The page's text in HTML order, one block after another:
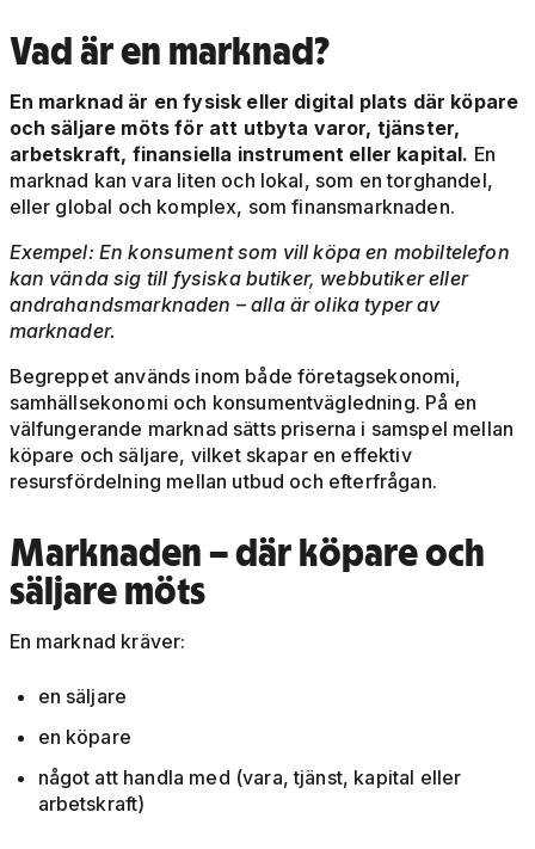
Vad är en marknad?
En marknad är en fysisk eller digital plats där köpare
och säljare möts för att utbyta varor, tjänster,
arbetskraft, finansiella instrument eller kapital. En
marknad kan vara liten och lokal, som en torghandel,
eller global och komplex, som finansmarknaden.
Exempel: En konsument som vill köpa en mobiltelefon
kan vända sig till fysiska butiker, webbutiker eller
andrahandsmarknaden – alla är olika typer av
marknader.
Begreppet används inom både företagsekonomi,
samhällsekonomi och konsumentvägledning. På en
välfungerande marknad sätts priserna i samspel mellan
köpare och säljare, vilket skapar en effektiv
resursfördelning mellan utbud och efterfrågan.
Marknaden – där köpare och
säljare möts
En marknad kräver:
en säljare
en köpare
något att handla med (vara, tjänst, kapital eller
arbetskraft)